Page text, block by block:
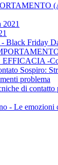
2021
Black Friday
-
Sospiro:
problema
di contatto
- Le emozioni